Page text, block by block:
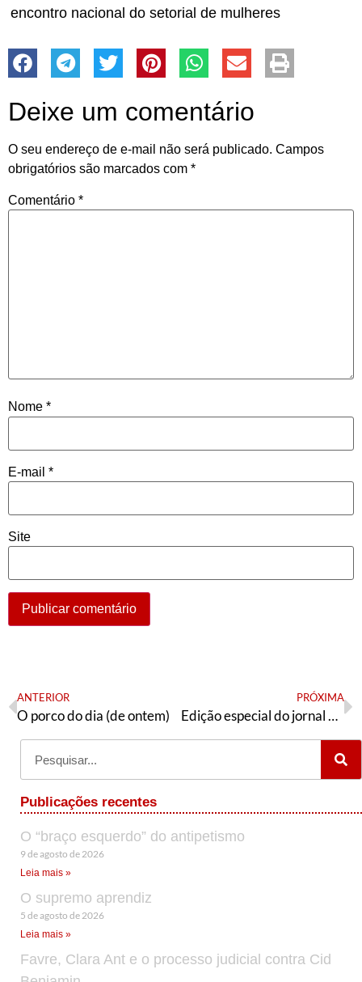
encontro nacional do setorial de mulheres
Deixe um comentário
O seu endereço de e-mail não será publicado. Campos
obrigatórios são marcados com *
Comentário *
Nome *
E-mail *
Site
ANTERIOR
O porco do dia (de ontem)
PRÓXIMA
Edição especial do jornal Página 13 ao congresso da APEOESP
Publicações recentes
O “braço esquerdo” do antipetismo
9 de agosto de 2026
Leia mais »
O supremo aprendiz
5 de agosto de 2026
Leia mais »
Favre, Clara Ant e o processo judicial contra Cid